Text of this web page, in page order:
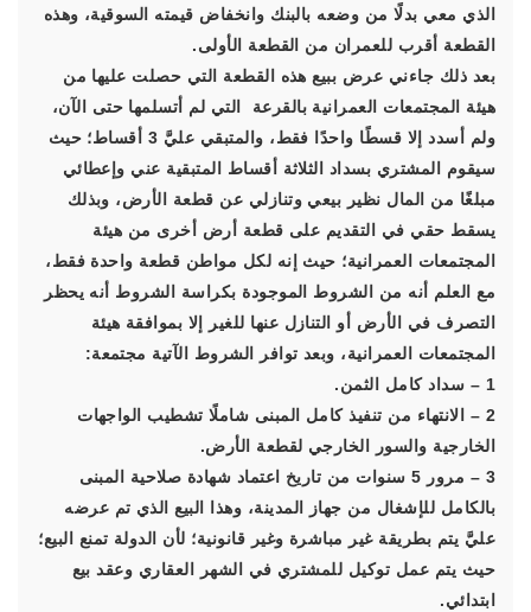
الذي معي بدلًا من وضعه بالبنك وانخفاض قيمته السوقية، وهذه
القطعة أقرب للعمران من القطعة الأولى.
بعد ذلك جاءني عرض ببيع هذه القطعة التي حصلت عليها من
هيئة المجتمعات العمرانية بالقرعة التي لم أتسلمها حتى الآن،
ولم أسدد إلا قسطًا واحدًا فقط، والمتبقي عليَّ 3 أقساط؛ حيث
سيقوم المشتري بسداد الثلاثة أقساط المتبقية عني وإعطائي
مبلغًا من المال نظير بيعي وتنازلي عن قطعة الأرض، وبذلك
يسقط حقي في التقديم على قطعة أرض أخرى من هيئة
المجتمعات العمرانية؛ حيث إنه لكل مواطن قطعة واحدة فقط،
مع العلم أنه من الشروط الموجودة بكراسة الشروط أنه يحظر
التصرف في الأرض أو التنازل عنها للغير إلا بموافقة هيئة
المجتمعات العمرانية، وبعد توافر الشروط الآتية مجتمعة:
1 – سداد كامل الثمن.
2 – الانتهاء من تنفيذ كامل المبنى شاملًا تشطيب الواجهات
الخارجية والسور الخارجي لقطعة الأرض.
3 – مرور 5 سنوات من تاريخ اعتماد شهادة صلاحية المبنى
بالكامل للإشغال من جهاز المدينة، وهذا البيع الذي تم عرضه
عليَّ يتم بطريقة غير مباشرة وغير قانونية؛ لأن الدولة تمنع البيع؛
حيث يتم عمل توكيل للمشتري في الشهر العقاري وعقد بيع
ابتدائي.